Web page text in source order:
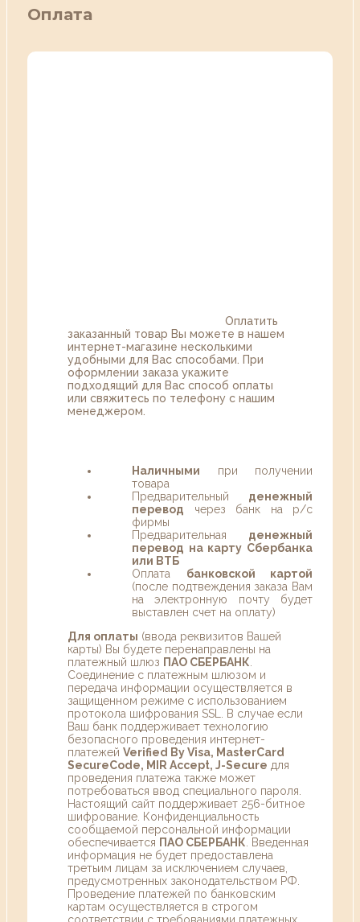
Оплата
Оплатить
заказанный товар Вы можете в нашем
интернет-магазине несколькими
удобными для Вас способами. При
оформлении заказа укажите
подходящий для Вас способ оплаты
или свяжитесь по телефону с нашим
менеджером.
Наличными при получении
товара
Предварительный денежный
перевод через банк на р/с
фирмы
Предварительная денежный
перевод на карту Сбербанка
или ВТБ
Оплата банковской картой
(после подтвеждения заказа Вам
на электронную почту будет
выставлен счет на оплату)
Для оплаты (ввода реквизитов Вашей
карты) Вы будете перенаправлены на
платежный шлюз ПАО СБЕРБАНК
Соединение с платежным шлюзом и
передача информации осуществляется в
защищенном режиме с использованием
протокола шифрования SSL. В случае если
Ваш банк поддерживает технологию
безопасного проведения интернет-
платежей Verified By Visa, MasterCard
SecureCode, MIR Accept, J-Secure для
проведения платежа также может
потребоваться ввод специального пароля.
Настоящий сайт поддерживает 256-битное
шифрование. Конфиденциальность
сообщаемой персональной информации
обеспечивается ПАО СБЕРБАНК . Введенная
информация не будет предоставлена
третьим лицам за исключением случаев,
предусмотренных законодательством РФ.
Проведение платежей по банковским
картам осуществляется в строгом
соответствии с требованиями платежных